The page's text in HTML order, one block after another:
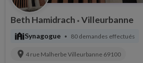
Beth Hamidrach • Villeurbanne
synagogueSynagogue • 80 demandes effectués
location_on 4 rue MalherbeVilleurbanne 69100